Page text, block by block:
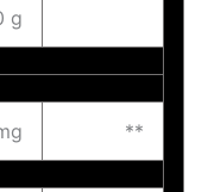
g
**